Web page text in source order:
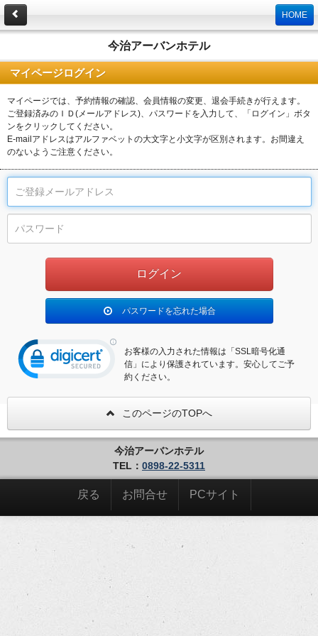
HOME
今治アーバンホテル
マイページログイン
マイページでは、予約情報の確認、会員情報の変更、退会手続きが行えます。
ご登録済みのＩＤ(メールアドレス)、パスワードを入力して、「ログイン」ボタ
ンをクリックしてください。
E-mailアドレスはアルファベットの大文字と小文字が区別されます。お間違え
のないようご注意ください。
パスワードを忘れた場合
お客様の入力された情報は「SSL暗号化通
信」により保護されています。安心してご予
約ください。
このページのTOPへ
今治アーバンホテル
TEL： 0898-22-5311
戻る お問合せ PCサイト